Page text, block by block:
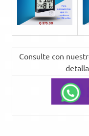
Consulte con